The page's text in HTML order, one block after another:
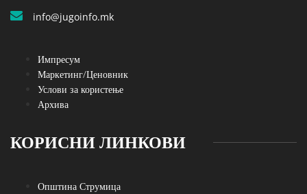
info@jugoinfo.mk
Импресум
Маркетинг/Ценовник
Услови за користење
Архива
КОРИСНИ ЛИНКОВИ
Општина Струмица